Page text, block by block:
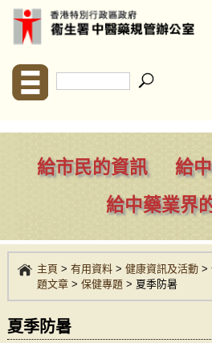
給市民的資訊
給
給中藥業界
主頁 > 有用資料> 健康資訊及活動>
題文章> 保健專題> 夏季防暑
夏季防暑